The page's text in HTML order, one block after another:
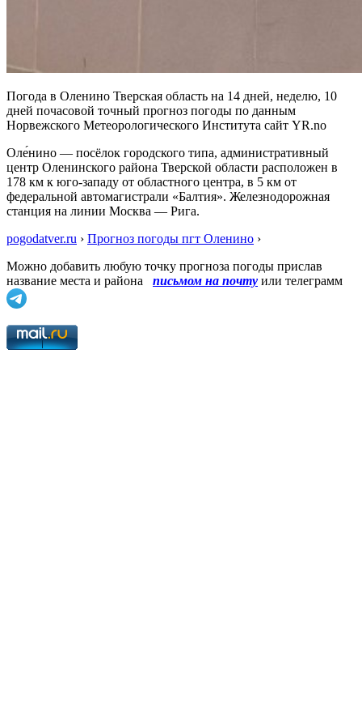
Погода в Оленино Тверская область на 14 дней, неделю, 10
дней почасовой точный прогноз погоды по данным
Норвежского Метеорологического Института сайт YR.no
Оле́нино — посёлок городского типа, административный
центр Оленинского района Тверской области расположен в
178 км к юго-западу от областного центра, в 5 км от
федеральной автомагистрали «Балтия». Железнодорожная
станция на линии Москва — Рига.
pogodatver.ru › Прогноз погоды пгт Оленино ›
Можно добавить любую точку прогноза погоды прислав
название места и района
письмом на почту или телеграмм